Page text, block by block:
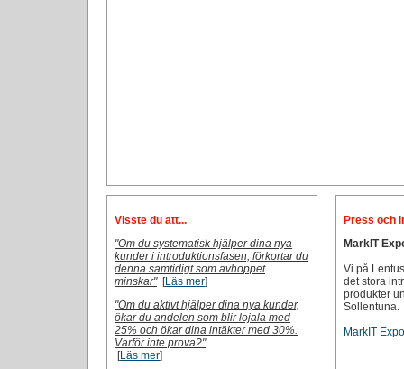
Visste du att...
"Om du systematisk hjälper dina nya
kunder i introduktionsfasen, förkortar du
denna samtidigt som avhoppet
minskar"[Läs mer]
"Om du aktivt hjälper dina nya kunder,
ökar du andelen som blir lojala med
25% och ökar dina intäkter med 30%.
Varför inte prova?"
[Läs mer]
Press och
MarkIT
Vi på
det stora
produkter
Sollentuna.
MarkIT Expo